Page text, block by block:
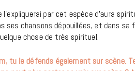
l’expliquerai par cet espèce d’aura
ses chansons dépouillées, et dans sa
chose de très spirituel.
tu le défends également sur scène.